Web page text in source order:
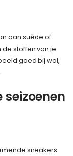
aan suède of
stoffen van je
goed bij wol,
seizoenen
sneakers